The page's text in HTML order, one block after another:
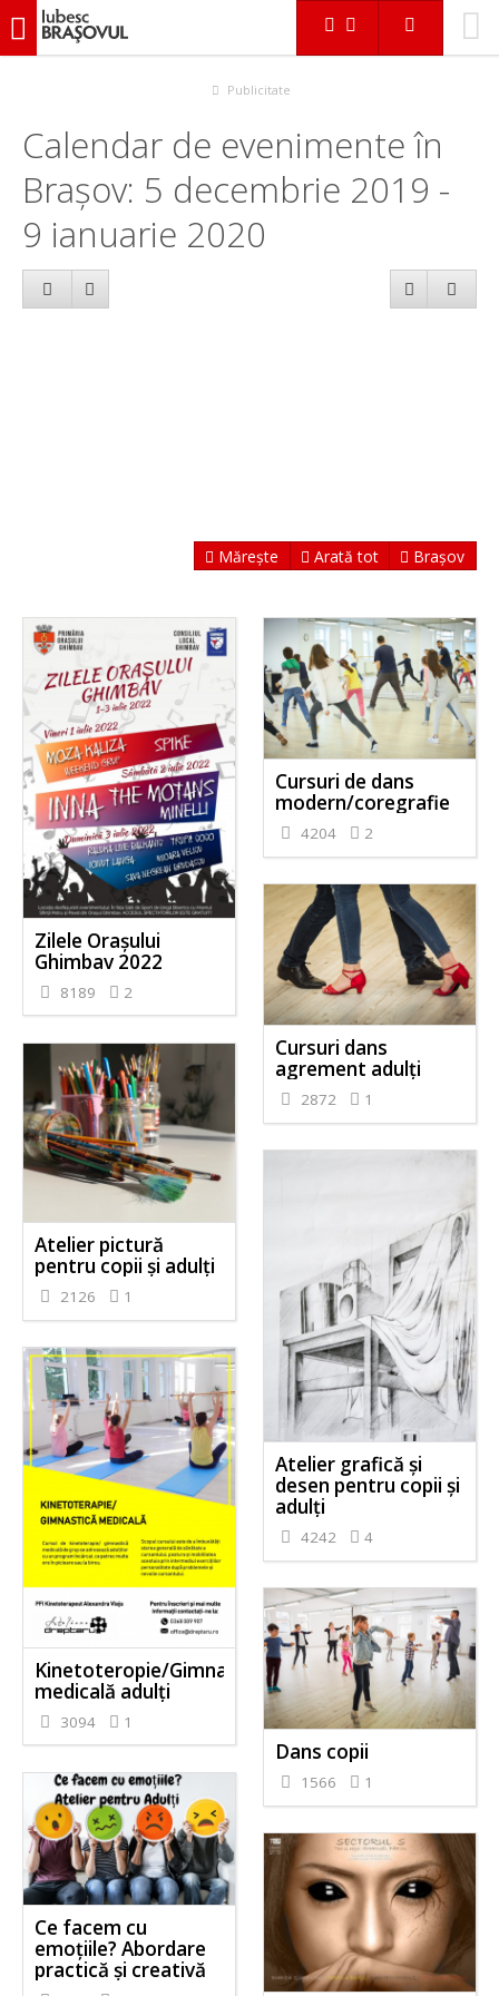
iubescbraşovul.ro
Publicitate
Calendar de evenimente în
Brașov: 5 decembrie 2019 -
9 ianuarie 2020
Mărește Arată tot Brașov
Zilele Orașului
Ghimbav 2022
8189 2
Cursuri de dans
modern/coregrafie
4204 2
Cursuri dans
agrement adulți
2872 1
Atelier pictură
pentru copii și adulți
2126 1
Atelier grafică și
desen pentru copii și
adulți
4242 4
Kinetoteropie/Gimnastică
medicală adulți
3094 1
Dans copii
1566 1
Ce facem cu
emoțiile? Abordare
practică și creativă